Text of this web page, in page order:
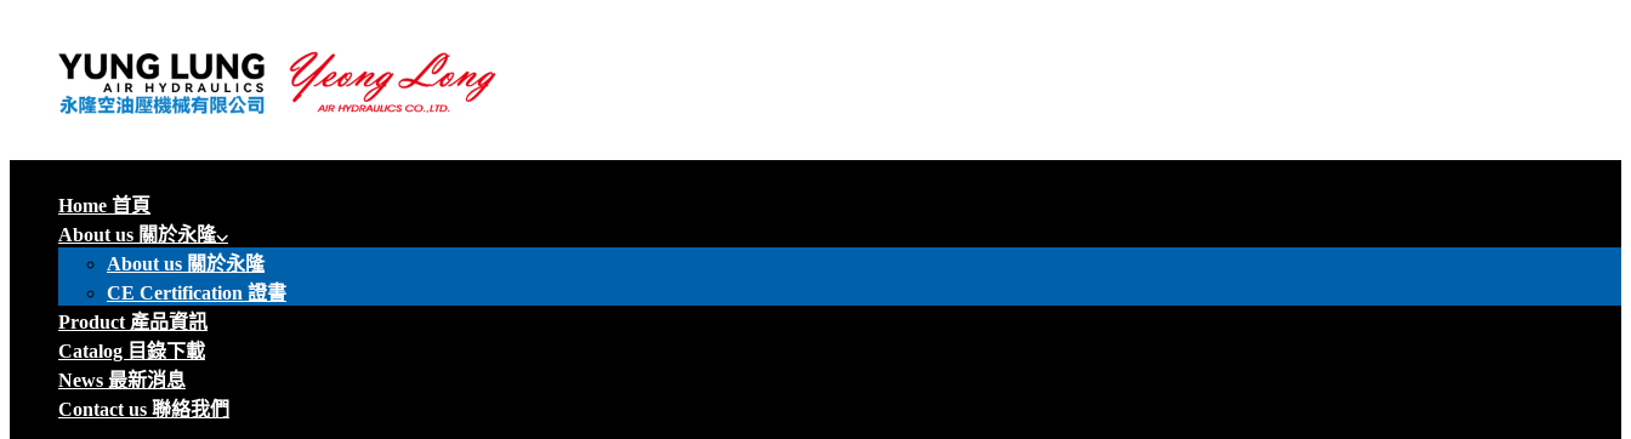
Home 首頁
About us 關於永隆
About us 關於永隆
CE Certification 證書
Product 產品資訊
Catalog 目錄下載
News 最新消息
Contact us 聯絡我們